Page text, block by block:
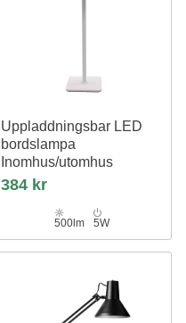
Uppladdningsbar LED
bordslampa
Inomhus/utomhus
Vit, touch dimbar, CCT, IP54
utomhus bordslampa
384 kr
500lm 5W